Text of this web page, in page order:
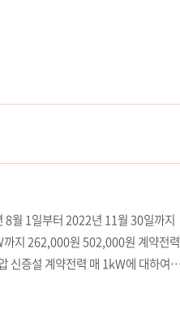
8월 1일부터 2022년 11월 30일까지
까지 262,000원 502,000원 계약전력
신증설 계약전력 매 1kW에 대하여
공급 저압 매 1계약에 대하여 계약